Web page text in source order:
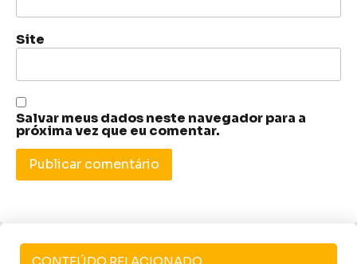
Site
Salvar meus dados neste navegador para a
próxima vez que eu comentar.